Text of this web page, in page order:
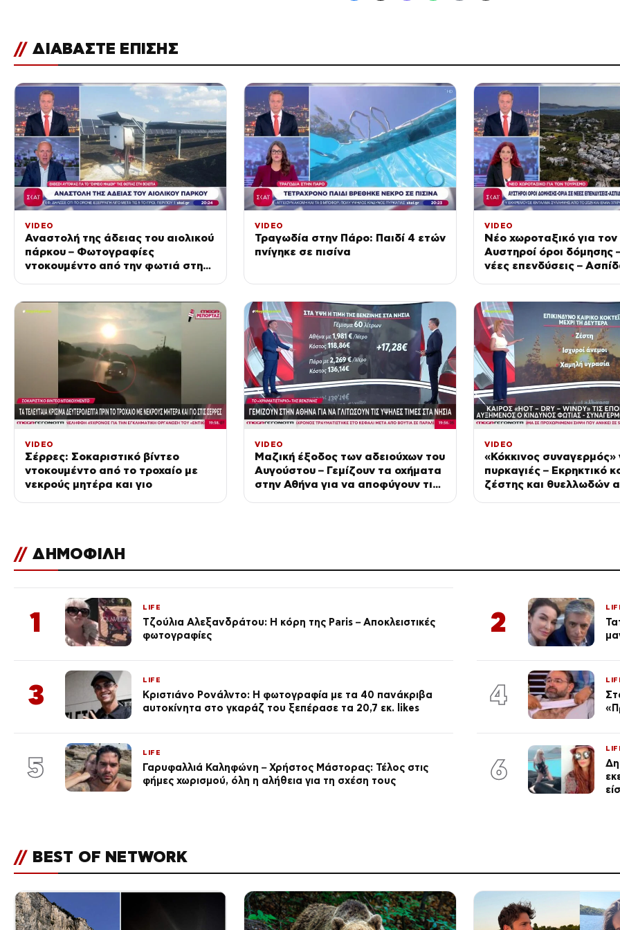
// ΔΙΑΒΑΣΤΕ ΕΠΙΣΗΣ
VIDEO
Αναστολή της άδειας του αιολικού
πάρκου – Φωτογραφίες
ντοκουμέντο από την φωτιά στη
VIDEO
Τραγωδία στην Πάρο: Παιδί 4 ετών
πνίγηκε σε πισίνα
VIDEO
Νέο χωροταξικό για τον
Αυστηροί όροι δόμησης
νέες επενδύσεις –
VIDEO
Σέρρες: Σοκαριστικό βίντεο
ντοκουμέντο από το τροχαίο με
νεκρούς μητέρα και γιο
VIDEO
Μαζική έξοδος των αδειούχων του
Αυγούστου – Γεμίζουν τα οχήματα
στην Αθήνα για να αποφύγουν τις
VIDEO
«Κόκκινος συναγερμός»
πυρκαγιές – Εκρηκτικό
ζέστης και θυελλωδών
// ΔΗΜΟΦΙΛΗ
1 LIFE
Τζούλια Αλεξανδράτου: Η κόρη της Paris – Αποκλειστικές
φωτογραφίες
2
3 LIFE
Κριστιάνο Ρονάλντο: Η φωτογραφία με τα 40 πανάκριβα
αυτοκίνητα στο γκαράζ του ξεπέρασε τα 20,7 εκ. likes
4
5 LIFE
Γαρυφαλλιά Καληφώνη – Χρήστος Μάστορας: Τέλος στις
φήμες χωρισμού, όλη η αλήθεια για τη σχέση τους
6
// BEST OF NETWORK